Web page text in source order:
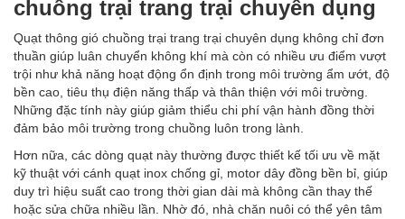
chuồng trại trang trại chuyên dụng
Quạt thông gió chuồng trại trang trại chuyên dụng không chỉ đơn
thuần giúp luân chuyển không khí mà còn có nhiều ưu điểm vượt
trội như khả năng hoạt động ổn định trong môi trường ẩm ướt, độ
bền cao, tiêu thụ điện năng thấp và thân thiện với môi trường.
Những đặc tính này giúp giảm thiểu chi phí vận hành đồng thời
đảm bảo môi trường trong chuồng luôn trong lành.
Hơn nữa, các dòng quạt này thường được thiết kế tối ưu về mặt
kỹ thuật với cánh quạt inox chống gỉ, motor dây đồng bền bỉ, giúp
duy trì hiệu suất cao trong thời gian dài mà không cần thay thế
hoặc sửa chữa nhiều lần. Nhờ đó, nhà chăn nuôi có thể yên tâm